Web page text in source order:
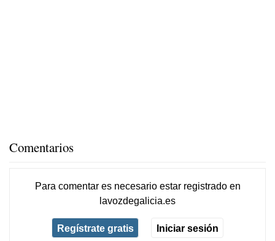
Comentarios
Para comentar es necesario estar registradoen
lavozdegalicia.es
Regístrate gratis Iniciar sesión